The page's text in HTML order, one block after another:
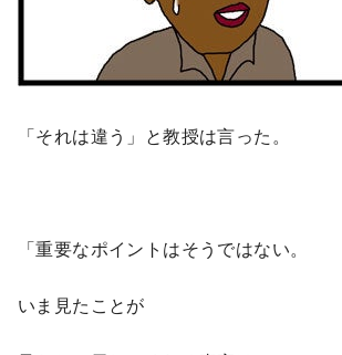
「それは違う」と教授は言った。
「重要なポイントはそうではない。
いま見たことが